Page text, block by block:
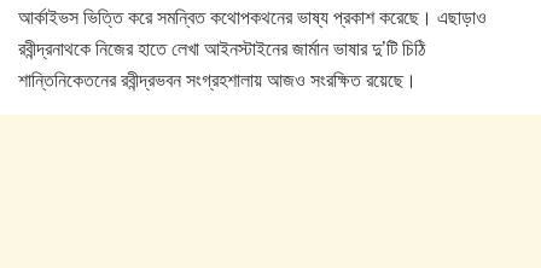
আর্কাইভস ভিত্তি করে সমন্বিত কথোপকথনের ভাষ্য প্রকাশ করেছে। এছাড়াও
রবীন্দ্রনাথকে নিজের হাতে লেখা আইনস্টাইনের জার্মান ভাষার দু’টি চিঠি
শান্তিনিকেতনের রবীন্দ্রভবন সংগ্রহশালায় আজও সংরক্ষিত রয়েছে।